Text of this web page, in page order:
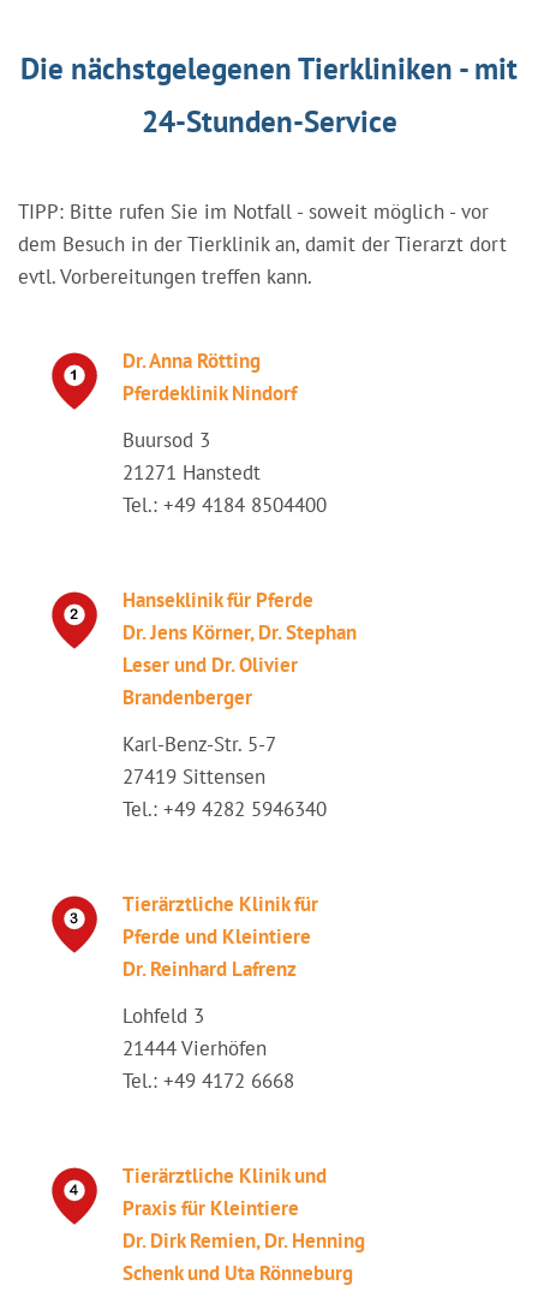
Die nächstgelegenen Tierkliniken - mit
24-Stunden-Service
TIPP: Bitte rufen Sie im Notfall - soweit möglich - vor
dem Besuch in der Tierklinik an, damit der Tierarzt dort
evtl. Vorbereitungen treffen kann.
Dr. Anna Rötting
Pferdeklinik Nindorf
Buursod 3
21271 Hanstedt
Tel.: +49 4184 8504400
Hanseklinik für Pferde
Dr. Jens Körner, Dr. Stephan
Leser und Dr. Olivier
Brandenberger
Karl-Benz-Str. 5-7
27419 Sittensen
Tel.: +49 4282 5946340
Tierärztliche Klinik für
Pferde und Kleintiere
Dr. Reinhard Lafrenz
Lohfeld 3
21444 Vierhöfen
Tel.: +49 4172 6668
Tierärztliche Klinik und
Praxis für Kleintiere
Dr. Dirk Remien, Dr. Henning
Schenk und Uta Rönneburg